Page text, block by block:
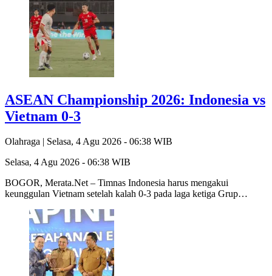
ASEAN Championship 2026: Indonesia vs
Vietnam 0-3
Olahraga | Selasa, 4 Agu 2026 - 06:38 WIB
Selasa, 4 Agu 2026 - 06:38 WIB
BOGOR, Merata.Net – Timnas Indonesia harus mengakui
keunggulan Vietnam setelah kalah 0-3 pada laga ketiga Grup…